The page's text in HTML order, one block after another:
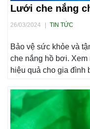
Lưới che nắng
26/03/2024 TIN TỨC
Bảo vệ sức khỏe và
che nắng hồ bơi.
hiệu quả cho gia đình